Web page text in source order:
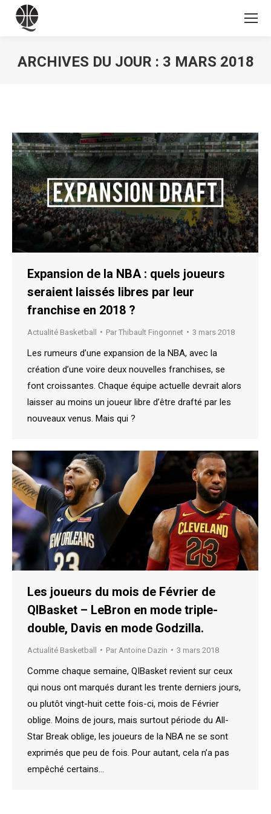
ARCHIVES DU JOUR : 3 MARS 2018
Expansion de la NBA : quels joueurs
seraient laissés libres par leur
franchise en 2018 ?
Actualité Basketball Par Thibault Fingonnet 3 mars 2018
Les rumeurs d’une expansion de la NBA, avec la
création d’une voire deux nouvelles franchises, se
font croissantes. Chaque équipe actuelle devrait alors
laisser au moins un joueur libre d’être drafté par les
nouveaux venus. Mais qui ?
Les joueurs du mois de Février de
QIBasket – LeBron en mode triple-
double, Davis en mode Godzilla.
Actualité Basketball Par Antoine Dazin 3 mars 2018
Comme chaque semaine, QIBasket revient sur ceux
qui nous ont marqués durant les trente derniers jours,
ou plutôt vingt-huit cette fois-ci, mois de Février
oblige. Moins de jours, mais surtout période du All-
Star Break oblige, les joueurs de la NBA ne se sont
exprimés que peu de fois. Pour autant, cela n’a pas
empêché certains…